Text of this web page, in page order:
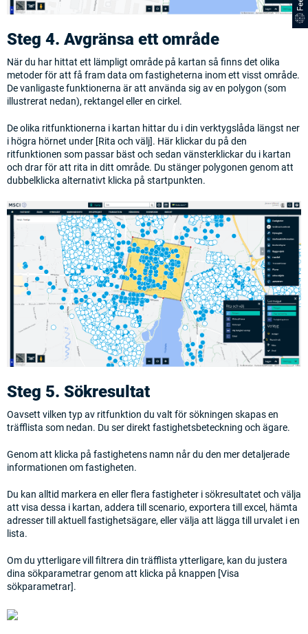
Steg 4. Avgränsa ett område
När du har hittat ett lämpligt område på kartan så finns det olika
metoder för att få fram data om fastigheterna inom ett visst område.
De vanligaste funktionerna är att använda sig av en polygon (som
illustrerat nedan), rektangel eller en cirkel.
De olika ritfunktionerna i kartan hittar du i din verktygslåda längst ner
i högra hörnet under [Rita och välj]. Här klickar du på den
ritfunktionen som passar bäst och sedan vänsterklickar du i kartan
och drar för att rita in ditt område. Du stänger polygonen genom att
dubbelklicka alternativt klicka på startpunkten.
Steg 5. Sökresultat
Oavsett vilken typ av ritfunktion du valt för sökningen skapas en
träfflista som nedan. Du ser direkt fastighetsbeteckning och ägare.
Genom att klicka på fastighetens namn når du den mer detaljerade
informationen om fastigheten.
Du kan alltid markera en eller flera fastigheter i sökresultatet och välja
att visa dessa i kartan, addera till scenario, exportera till excel, hämta
adresser till aktuell fastighetsägare, eller välja att lägga till urvalet i en
lista.
Om du ytterligare vill filtrera din träfflista ytterligare, kan du justera
dina sökparametrar genom att klicka på knappen [Visa
sökparametrar].